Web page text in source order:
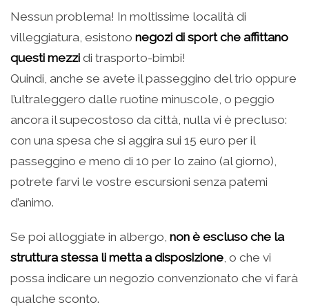
Nessun problema! In moltissime località di
villeggiatura, esistono negozi di sport che affittano
questi mezzi di trasporto-bimbi!
Quindi, anche se avete il passeggino del trio oppure
l’ultraleggero dalle ruotine minuscole, o peggio
ancora il supecostoso da città, nulla vi è precluso:
con una spesa che si aggira sui 15 euro per il
passeggino e meno di 10 per lo zaino (al giorno),
potrete farvi le vostre escursioni senza patemi
d’animo.
Se poi alloggiate in albergo, non è escluso che la
struttura stessa li metta a disposizione, o che vi
possa indicare un negozio convenzionato che vi farà
qualche sconto.